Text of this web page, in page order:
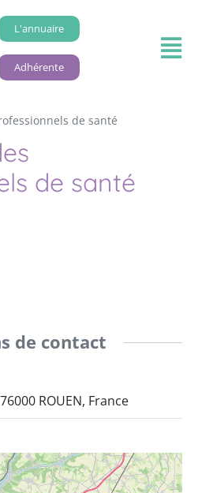
L'annuaire
Adhérente
de santé
de santé
de contact
ROUEN, France